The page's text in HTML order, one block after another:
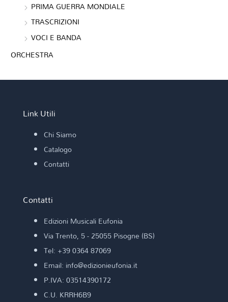
PRIMA GUERRA MONDIALE
TRASCRIZIONI
VOCI E BANDA
ORCHESTRA
Link Utili
Chi Siamo
Catalogo
Contatti
Contatti
Edizioni Musicali Eufonia
Via Trento, 5 - 25055 Pisogne (BS)
Tel: +39 0364 87069
Email: info@edizionieufonia.it
P.IVA: 03514390172
C.U. KRRH6B9